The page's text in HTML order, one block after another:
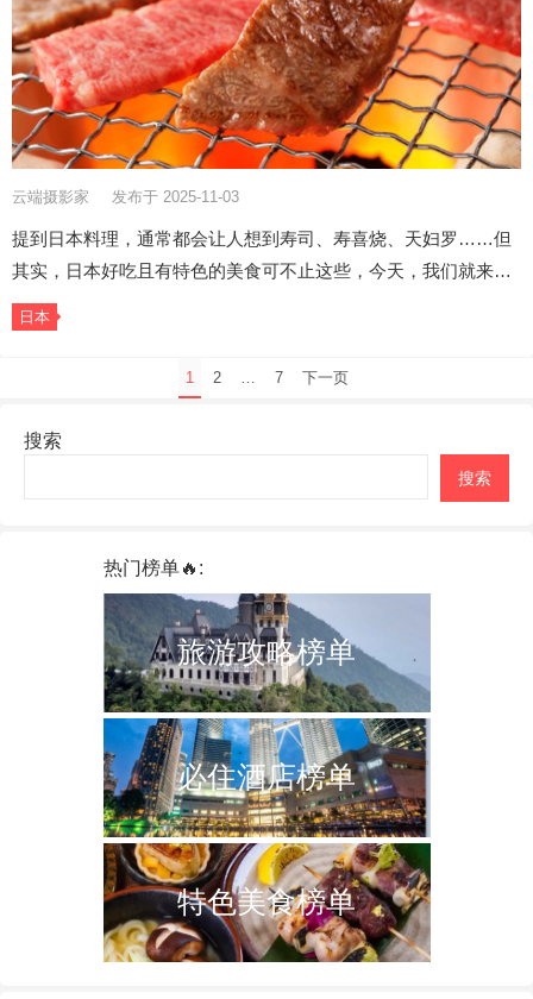
云端摄影家 发布于 2025-11-03
提到日本料理，通常都会让人想到寿司、寿喜烧、天妇罗……但
其实，日本好吃且有特色的美食可不止这些，今天，我们就来…
日本
1 2 7 下一页
搜索
搜索
热门榜单🔥:
旅游攻略榜单
必住酒店榜单
特色美食榜单